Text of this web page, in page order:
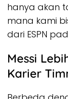
hanya akan
mana kami
dari ESPN
Messi
Karier